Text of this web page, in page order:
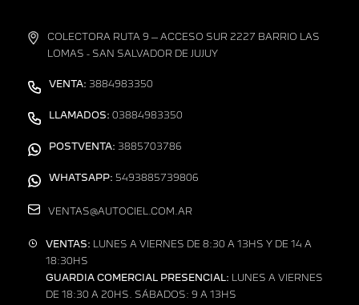
COLECTORA RUTA 9 – ACCESO SUR 2227 BARRIO LAS
LOMAS - SAN SALVADOR DE JUJUY
VENTA: 3884983350
LLAMADOS: 03884983350
POSTVENTA: 3885703786
WHATSAPP: 5493885739806
VENTAS@AUTOCIEL.COM.AR
VENTAS: LUNES A VIERNES DE 8:30 A 13HS Y DE 14 A
18:30HS
GUARDIA COMERCIAL PRESENCIAL: LUNES A VIERNES
DE 18:30 A 20HS. SÁBADOS: 9 A 13HS